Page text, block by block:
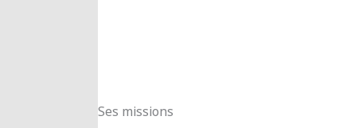
Ses missions